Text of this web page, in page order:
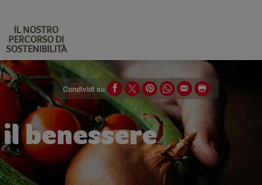
IL NOSTRO
PERCORSO DI
SOSTENIBILITÀ
benessere
Condividi su